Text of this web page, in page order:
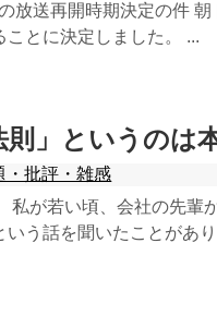
放送再開時期決定の件 朝
ことに決定しました。 ...
則」というのは
・批評・雑感
私が若い頃、会社の先輩
う話を聞いたことがあ